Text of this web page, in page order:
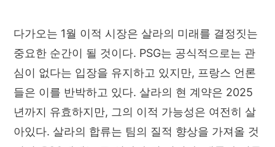
다가오는 1월 이적 시장은 살라의 미래를 결정짓는
중요한 순간이 될 것이다. PSG는 공식적으로는 관
심이 없다는 입장을 유지하고 있지만, 프랑스 언론
들은 이를 반박하고 있다. 살라의 현 계약은 2025
년까지 유효하지만, 그의 이적 가능성은 여전히 살
아있다. 살라의 합류는 팀의 질적 향상을 가져올 것